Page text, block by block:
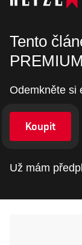
Tento
Odemkněte si
Koupit
Už mám